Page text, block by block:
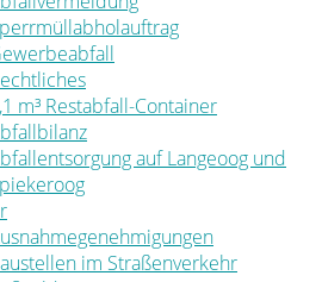
m³ Restabfall-Container
auf Langeoog und
im Straßenverkehr